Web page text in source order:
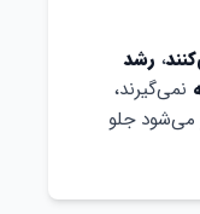
، رشد
نمی‌گیرند،
می‌شود جلو